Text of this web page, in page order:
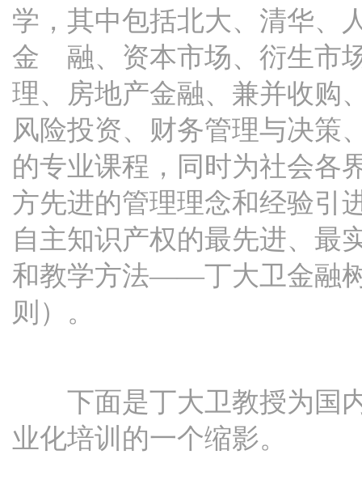
学，其中包括北大、清华、
金 融、资本市场、衍生市
理、房地产金融、兼并收购
风险投资、财务管理与决策
的专业课程，同时为社会各
方先进的管理理念和经验引
自主知识产权的最先进、最
和教学方法——丁大卫金融
则）。
下面是丁大卫教授为国内
业化培训的一个缩影。